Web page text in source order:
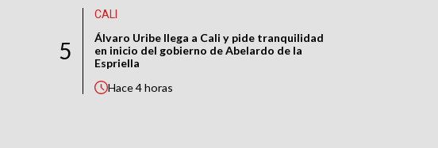
5
CALI
Álvaro Uribe llega a Cali y pide tranquilidad
en inicio del gobierno de Abelardo de la
Espriella
Hace4 horas